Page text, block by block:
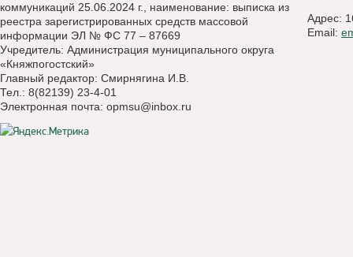
коммуникаций 25.06.2024 г., наименование: выписка из
реестра зарегистрированных средств массовой
информации ЭЛ № ФС 77 – 87669
Учредитель: Администрация муниципального округа
«Княжпогостский»
Главный редактор: Смирнягина И.В.
Тел.: 8(82139) 23-4-01
Электронная почта: opmsu@inbox.ru
Адрес:
Email: